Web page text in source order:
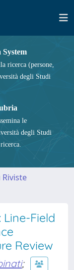
ricerca (persone,
degli Studi
le
degli Studi
Field
Review
;